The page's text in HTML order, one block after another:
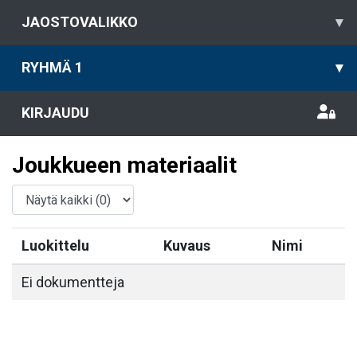
JAOSTOVALIKKO ▾
RYHMÄ 1 ▾
KIRJAUDU
Joukkueen materiaalit
Luokittelu Kuvaus Nimi
Ei dokumentteja